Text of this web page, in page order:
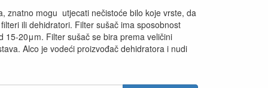
znatno mogu utjecati nečistoće bilo koje vrste, da
ili dehidratori. Filter sušač ima sposobnost
15-20μm. Filter sušač se bira prema veličini
Alco je vodeći proizvođač dehidratora i nudi